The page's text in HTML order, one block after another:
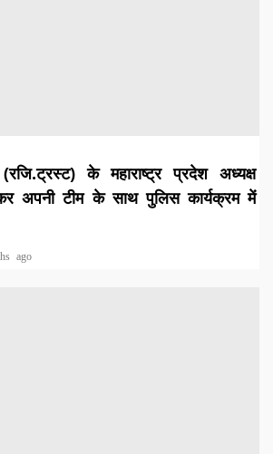
के महाराष्ट्र प्रदेश अध्यक्ष
अपनी टीम के साथ पुलिस कार्यक्रम में
ago